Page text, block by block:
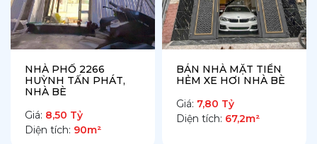
1. Tổng quan thị trường bán nhà tại Nhà
Bè những năm gần đây
Bước sang năm 2026, thị trường
Bèghi nhận sự tăng trưởng vượt bậc về cả giá trị
lẫn số lượng giao dịch. Điều này xuất phát từ việc
NHÀ PHỐ 2266
HUỲNH TẤN PHÁT,
NHÀ BÈ
Giá: 8,50 Tỷ
Diện tích: 90m²
BÁN NHÀ MẶT TIỀN
HẺM XE HƠI NHÀ BÈ
Giá: 7,80 Tỷ
Diện tích: 67,2m²